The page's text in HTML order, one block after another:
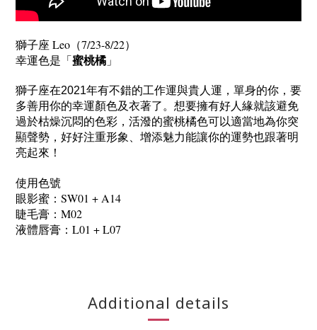
獅子座 Leo（7/23-8/22）
幸運色是「蜜桃橘 」
獅子座在2021年有不錯的工作運與貴人運， 單身的你，要
多善用你的幸運顏色及衣著了。 想要擁有好人緣就該避免
過於枯燥沉悶的色彩，活潑的蜜桃橘色可以適當地為你突
顯聲勢，好好注重形象、增添魅力能讓你的運勢也跟著明
亮起來！
使用色號
眼影蜜：SW01 + A14
睫毛膏：M02
液體唇膏：L01 + L07
Additional details